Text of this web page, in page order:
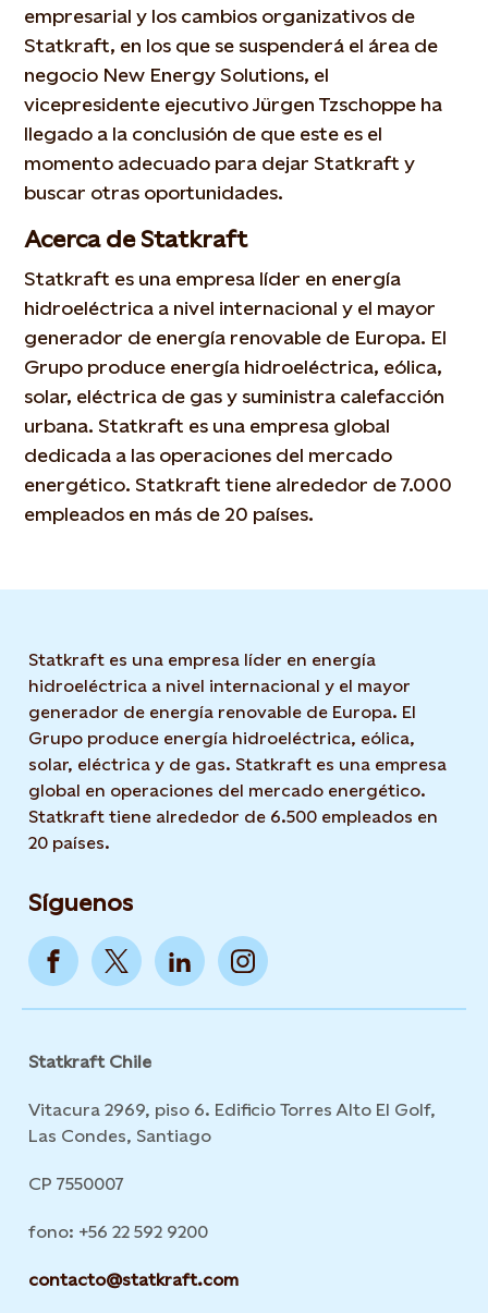
empresarial y los cambios organizativos de
Statkraft, en los que se suspenderá el área de
negocio New Energy Solutions, el
vicepresidente ejecutivo Jürgen Tzschoppe ha
llegado a la conclusión de que este es el
momento adecuado para dejar Statkraft y
buscar otras oportunidades.
Acerca de Statkraft
Statkraft es una empresa líder en energía
hidroeléctrica a nivel internacional y el mayor
generador de energía renovable de Europa. El
Grupo produce energía hidroeléctrica, eólica,
solar, eléctrica de gas y suministra calefacción
urbana. Statkraft es una empresa global
dedicada a las operaciones del mercado
energético. Statkraft tiene alrededor de 7.000
empleados en más de 20 países.
Statkraft es una empresa líder en energía
hidroeléctrica a nivel internacional y el mayor
generador de energía renovable de Europa. El
Grupo produce energía hidroeléctrica, eólica,
solar, eléctrica y de gas. Statkraft es una empresa
global en operaciones del mercado energético.
Statkraft tiene alrededor de 6.500 empleados en
20 países.
Síguenos
Statkraft Chile
Vitacura 2969, piso 6. Edificio Torres Alto El Golf,
Las Condes, Santiago
CP 7550007
fono: +56 22 592 9200
contacto@statkraft.com